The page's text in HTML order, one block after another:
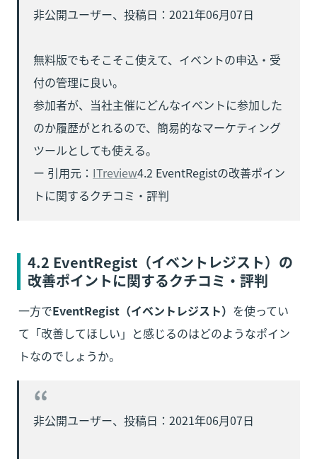
非公開ユーザー、投稿日：2021年06月07日
無料版でもそこそこ使えて、イベントの申込・受
付の管理に良い。
参加者が、当社主催にどんなイベントに参加した
のか履歴がとれるので、簡易的なマーケティング
ツールとしても使える。
ー 引用元： ITreview4.2 EventRegistの改善ポイン
トに関するクチコミ・評判
4.2 EventRegist（イベントレジスト） の
改善ポイントに関するクチコミ・評判
一方でEventRegist（イベントレジスト） を使ってい
て「改善してほしい」と感じるのはどのようなポイン
トなのでしょうか。
非公開ユーザー、投稿日：2021年06月07日